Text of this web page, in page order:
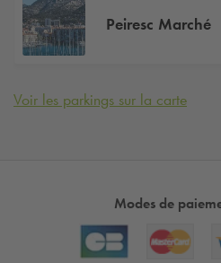
Peiresc Marché
Voir les parkings sur la carte
Modes de